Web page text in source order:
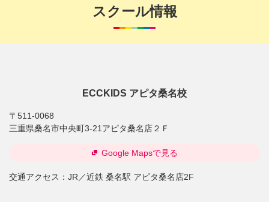
スクール情報
ECCKIDS アピタ桑名校
〒511-0068
三重県桑名市中央町3-21アピタ桑名店２Ｆ
交通アクセス： JR／近鉄 桑名駅 アピタ桑名店2F
Google Mapsで見る